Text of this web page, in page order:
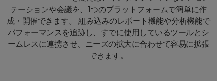
テーションや会議を、1つのプラットフォームで簡単に作
成・開催できます。 組み込みのレポート機能や分析機能で
パフォーマンスを追跡し、すでに使用しているツールとシ
ームレスに連携させ、ニーズの拡大に合わせて容易に拡張
できます。
チーム
が心待
ちにす